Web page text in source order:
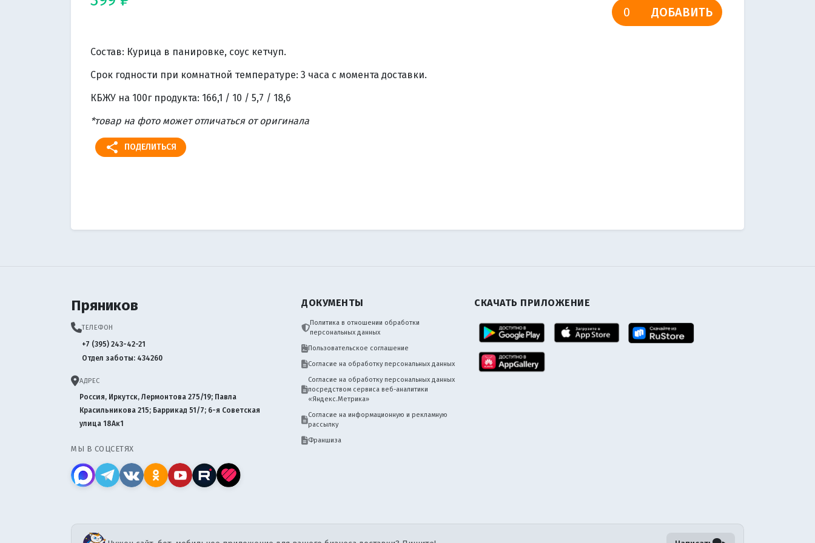
ДОБАВИТЬ
Состав: Курица в панировке, соус кетчуп.
Срок годности при комнатной температуре: 3 часа с момента доставки.
КБЖУ на 100г продукта: 166,1 / 10 / 5,7 / 18,6
*товар на фото может отличаться от оригинала
share ПОДЕЛИТЬСЯ
Пряников
ТЕЛЕФОН
+7 (395) 243-42-21
Отдел заботы: 434260
АДРЕС
Россия, Иркутск, Лермонтова 275/19; Павла
Красильникова 215; Баррикад 51/7; 6-я Советская
улица 18Ак1
МЫ В СОЦСЕТЯХ
ДОКУМЕНТЫ
Политика в отношении обработки
персональных данных
Пользовательское соглашение
Согласие на обработку персональных данных
Согласие на обработку персональных данных
посредством сервиса веб-аналитики
«Яндекс.Метрика»
Согласие на информационную и рекламную
рассылку
Франшиза
СКАЧАТЬ ПРИЛОЖЕНИЕ